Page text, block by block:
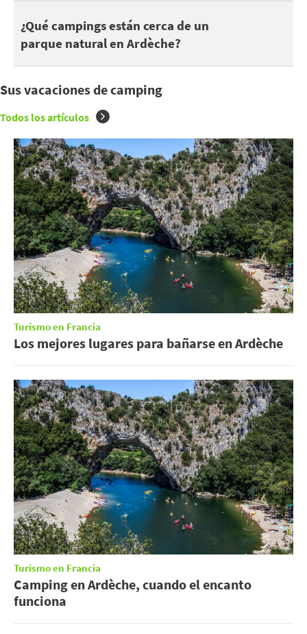
¿Qué campings están cerca de un
parque natural en Ardèche?
Estar cerca de un parque natural es estupendo para disfrutar
Sus vacaciones de camping
Todos los artículos
Turismo en Francia
Los mejores lugares para bañarse en Ardèche
Turismo en Francia
Camping en Ardèche, cuando el encanto
funciona